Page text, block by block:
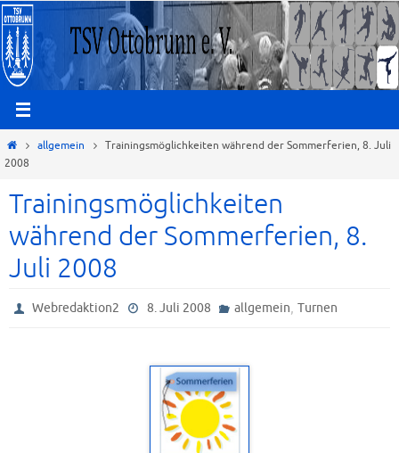
Zum
Inhalt
springen
Startallgemein
Trainingsmöglichkeiten während der Sommerferien, 8. Juli
2008
Trainingsmöglichkeiten
während der Sommerferien, 8.
Juli 2008
Webredaktion2 8. Juli 2008 allgemein, Turnen